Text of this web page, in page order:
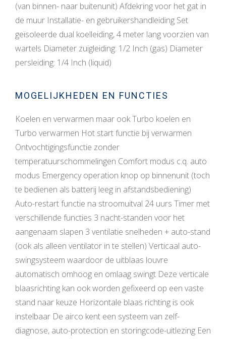
(van binnen- naar buitenunit) Afdekring voor het gat in
de muur Installatie- en gebruikershandleiding Set
geïsoleerde dual koelleiding, 4 meter lang voorzien van
wartels Diameter zuigleiding: 1/2 Inch (gas) Diameter
persleiding: 1/4 Inch (liquid)
MOGELIJKHEDEN EN FUNCTIES
Koelen en verwarmen maar ook Turbo koelen en
Turbo verwarmen Hot start functie bij verwarmen
Ontvochtigingsfunctie zonder
temperatuurschommelingen Comfort modus c.q. auto
modus Emergency operation knop op binnenunit (toch
te bedienen als batterij leeg in afstandsbediening)
Auto-restart functie na stroomuitval 24 uurs Timer met
verschillende functies 3 nacht-standen voor het
aangenaam slapen 3 ventilatie snelheden + auto-stand
(ook als alleen ventilator in te stellen) Verticaal auto-
swingsysteem waardoor de uitblaas louvre
automatisch omhoog en omlaag swingt Deze verticale
blaasrichting kan ook worden gefixeerd op een vaste
stand naar keuze Horizontale blaas richting is ook
instelbaar De airco kent een systeem van zelf-
diagnose, auto-protection en storingcode-uitlezing Een